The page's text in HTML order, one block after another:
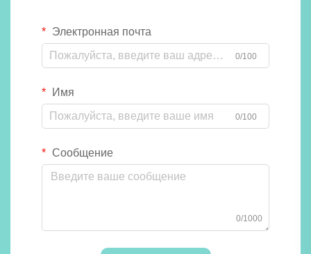
Электронная почта
0/100
Имя
0/100
Сообщение
0/1000